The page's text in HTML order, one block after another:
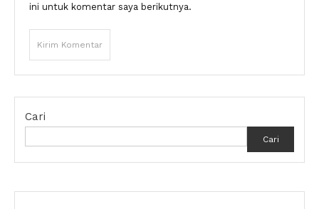
ini untuk komentar saya berikutnya.
Cari
Cari